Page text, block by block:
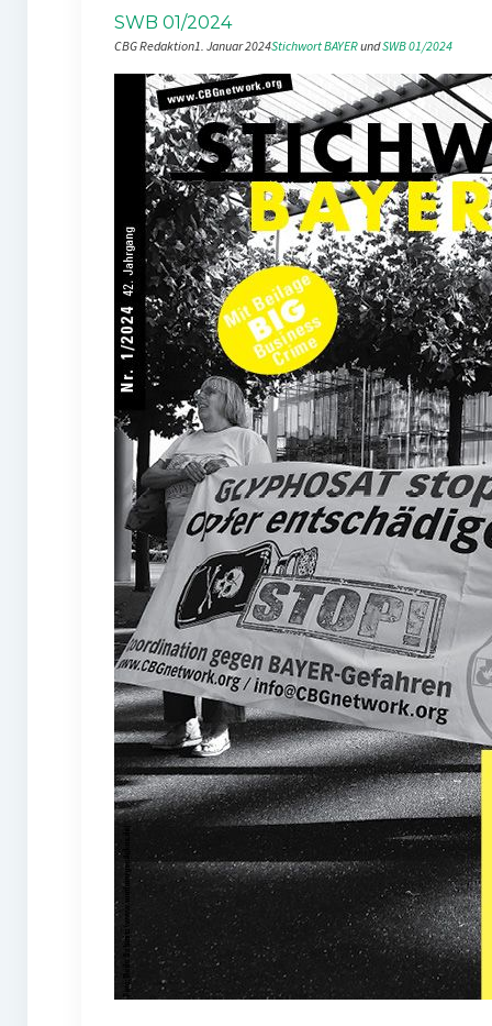
SWB 01/2024
CBG Redaktion1. Januar 2024Stichwort BAYER und SWB 01/2024